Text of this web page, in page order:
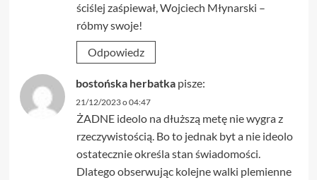
ściślej zaśpiewał, Wojciech Młynarski –
róbmy swoje!
Odpowiedz
bostońska herbatka pisze:
21/12/2023 o 04:47
ŻADNE ideolo na dłuższą metę nie wygra z
rzeczywistością. Bo to jednak byt a nie ideolo
ostatecznie określa stan świadomości.
Dlatego obserwując kolejne walki plemienne